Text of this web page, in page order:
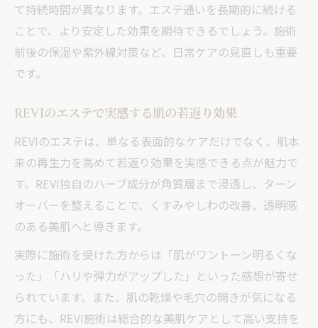
て持続時間が異なります。エステ通いを長期的に続ける
ことで、より安定した効果を期待できるでしょう。施術
前後の保湿や紫外線対策など、日常ケアの見直しも重要
です。
REVIのエステで実感する肌の若返り効果
REVIのエステは、単なる表面的なケアだけでなく、肌本
来の再生力を高めて若返り効果を実感できる点が魅力で
す。REVI独自のハーブ成分が角質層まで浸透し、ターン
オーバーを整えることで、くすみやしわの改善、透明感
のある美肌へと導きます。
実際に施術を受けた方からは「肌がワントーン明るくな
った」「ハリや弾力がアップした」といった感想が寄せ
られています。また、肌の乾燥や毛穴の開きが気になる
方にも、REVI施術は総合的な美肌ケアとして高い支持を